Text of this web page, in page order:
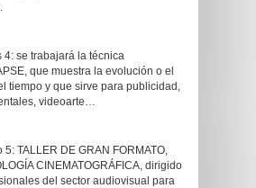
4: se trabajará la técnica
que muestra la evolución o el
tiempo y que sirve para publicidad,
videoarte…
5: TALLER DE GRAN FORMATO,
CINEMATOGRÁFICA, dirigido
del sector audiovisual para